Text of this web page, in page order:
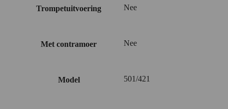
Trompetuitvoering Nee
Met contramoer Nee
Model 501/421